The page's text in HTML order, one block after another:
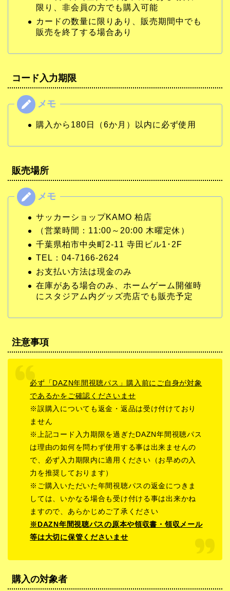
限り、非会員の方でも購入可能
カードの数量に限りあり、販売期間中でも
販売を終了する場合あり
コード入力期限
購入から180日（6か月）以内に必ず使用
販売場所
サッカーショップKAMO 柏店
（営業時間：11:00～20:00 木曜定休）
千葉県柏市中央町2-11 寺田ビル1･2F
TEL：04-7166-2624
お支払い方法は現金のみ
在庫がある場合のみ、ホームゲーム開催時
にスタジアム内グッズ売店でも販売予定
注意事項
必ず「DAZN年間視聴パス」購入前にご自身が対象
であるかをご確認くださいませ
※誤購入についても返金・返品は受け付けており
ません
※上記コード入力期限を過ぎたDAZN年間視聴パス
は理由の如何を問わず使用する事は出来ませんの
で、必ず入力期限内に適用ください（お早めの入
力を推奨しております）
※ご購入いただいた年間視聴パスの返金につきま
しては、いかなる場合も受け付ける事は出来かね
ますので、あらかじめご了承ください
※DAZN年間視聴パスの原本や領収書・領収メール
等は大切に保管くださいませ
購入の対象者